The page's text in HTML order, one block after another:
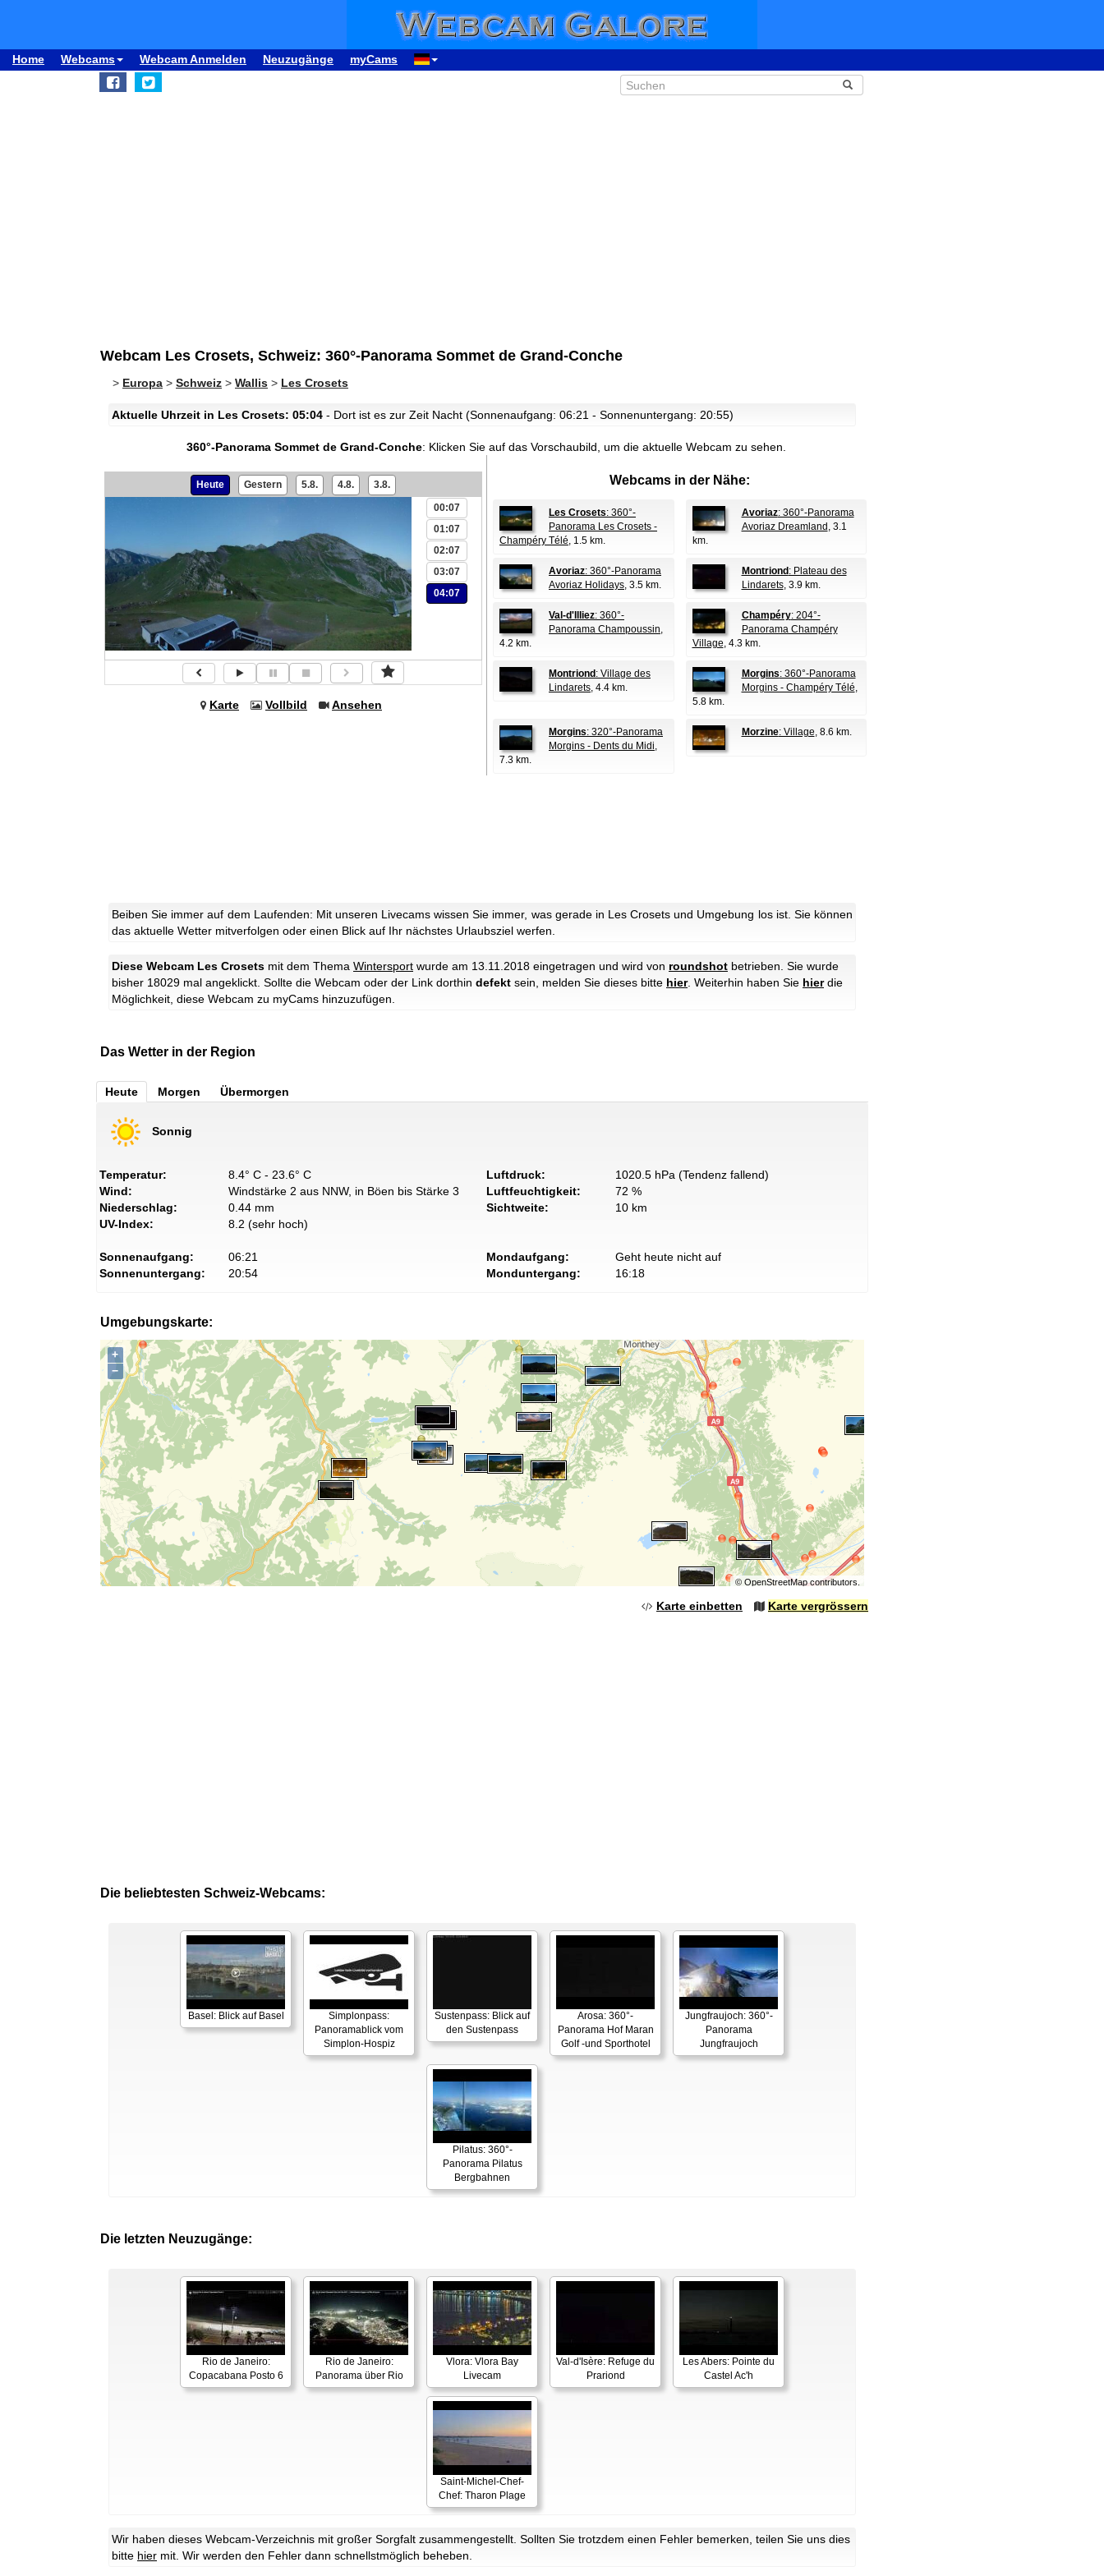
Home Webcams Webcam Anmelden Neuzugänge myCams
Webcam Les Crosets, Schweiz: 360°-Panorama Sommet de Grand-Conche
> Europa > Schweiz > Wallis > Les Crosets
Aktuelle Uhrzeit in Les Crosets: 05:04 - Dort ist es zur Zeit Nacht (Sonnenaufgang: 06:21 - Sonnenuntergang: 20:55)
360°-Panorama Sommet de Grand-Conche: Klicken Sie auf das Vorschaubild, um die aktuelle Webcam zu sehen.
Heute Gestern 5.8. 4.8. 3.8.
00:07
01:07
02:07
03:07
04:07
Karte Vollbild Ansehen
Webcams in der Nähe:
Les Crosets: 360°-
Panorama Les Crosets -
Champéry Télé, 1.5 km.
Avoriaz: 360°-Panorama
Avoriaz Dreamland , 3.1
km.
Avoriaz: 360°-Panorama
Avoriaz Holidays, 3.5 km.
Montriond : Plateau des
Lindarets, 3.9 km.
Val-d'Illiez: 360°-
Panorama Champoussin,
4.2 km.
Champéry: 204°-
Panorama Champéry
Village, 4.3 km.
Montriond : Village des
Lindarets, 4.4 km.
Morgins: 360°-Panorama
Morgins - Champéry Télé,
5.8 km.
Morgins: 320°-Panorama
Morgins - Dents du Midi,
7.3 km.
Morzine: Village, 8.6 km.
Beiben Sie immer auf dem Laufenden: Mit unseren Livecams wissen Sie immer, was gerade in Les Crosets und Umgebung los ist. Sie können
das aktuelle Wetter mitverfolgen oder einen Blick auf Ihr nächstes Urlaubsziel werfen.
Diese Webcam Les Crosets mit dem Thema Wintersport wurde am 13.11.2018 eingetragen und wird von roundshot betrieben. Sie wurde
bisher 18029 mal angeklickt. Sollte die Webcam oder der Link dorthin defekt sein, melden Sie dieses bitte hier. Weiterhin haben Sie hierdie
Möglichkeit, diese Webcam zu myCams hinzuzufügen.
Das Wetter in der Region
Heute Morgen Übermorgen
Sonnig
Temperatur:
8.4° C - 23.6° C
Wind:
Windstärke 2 aus NNW, in Böen bis Stärke 3
Niederschlag:
0.44 mm
UV-Index:
8.2 (sehr hoch)
Luftdruck:
1020.5 hPa (Tendenz fallend)
Luftfeuchtigkeit:
72 %
Sichtweite:
10 km
Sonnenaufgang:
06:21
Sonnenuntergang:
20:54
Mondaufgang:
Geht heute nicht auf
Monduntergang:
16:18
Umgebungskarte:
+
−
© OpenStreetMapcontributors.
Karte einbetten Karte vergrössern
Die beliebtesten Schweiz-Webcams:
Basel: Blick auf Basel
Simplonpass:
Panoramablick vom
Simplon-Hospiz
Sustenpass: Blick auf
den Sustenpass
Arosa: 360°-
Panorama Hof Maran
Golf -und Sporthotel
Jungfraujoch: 360°-
Panorama
Jungfraujoch
Pilatus: 360°-
Panorama Pilatus
Bergbahnen
Die letzten Neuzugänge:
Rio de Janeiro:
Copacabana Posto 6
Rio de Janeiro:
Panorama über Rio
Vlora: Vlora Bay
Livecam
Val-d'Isère: Refuge du
Prariond
Les Abers: Pointe du
Castel Ac'h
Saint-Michel-Chef-
Chef: Tharon Plage
Wir haben dieses Webcam-Verzeichnis mit großer Sorgfalt zusammengestellt. Sollten Sie trotzdem einen Fehler bemerken, teilen Sie uns dies
bitte hier mit. Wir werden den Fehler dann schnellstmöglich beheben.